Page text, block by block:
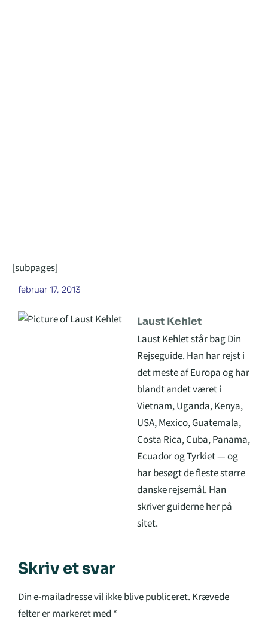
[subpages]
februar 17, 2013
Laust Kehlet
Laust Kehlet står bag Din
Rejseguide. Han har rejst i
det meste af Europa og har
blandt andet været i
Vietnam, Uganda, Kenya,
USA, Mexico, Guatemala,
Costa Rica, Cuba, Panama,
Ecuador og Tyrkiet — og
har besøgt de fleste større
danske rejsemål. Han
skriver guiderne her på
sitet.
Skriv et svar
Din e-mailadresse vil ikke blive publiceret. Krævede
felter er markeret med *